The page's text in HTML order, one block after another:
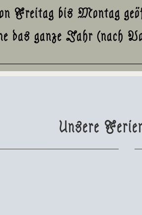
Freitag bis Montag
das ganze Jahr (nach
Unsere